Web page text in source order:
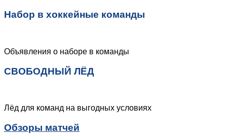
Набор в хоккейные команды
Объявления о наборе в команды
СВОБОДНЫЙ ЛЁД
Лёд для команд на выгодных условиях
Обзоры матчей